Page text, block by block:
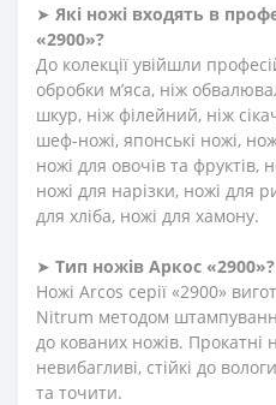
➤ Які ножі входять в
«2900»?
До колекції увійшли
обробки м’яса, ніж
шкур, ніж філейний, ніж
шеф-ножі, японські ножі,
ножі для овочів та
ножі для нарізки, ножі для
для хліба, ножі для хамону.
➤ Тип ножів Аркос «2900»?
Ножі Arcos серії «2900»
Nitrum методом
до кованих ножів. Прокатні
невибагливі, стійкі до
та точити.